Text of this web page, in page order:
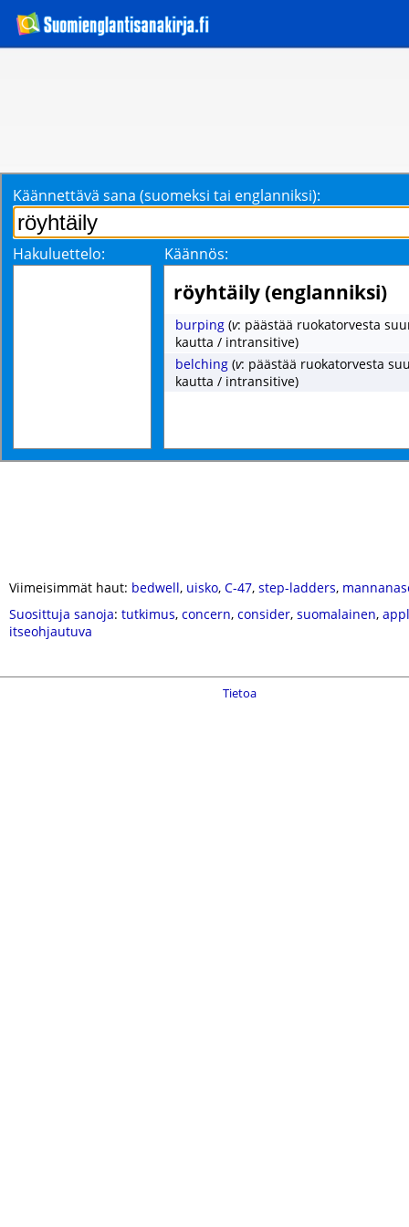
Käännettävä sana (suomeksi tai englanniksi):
Hakuluettelo: Käännös:
röyhtäily (englanniksi)
burping (v: päästää ruokatorvesta
kautta / intransitive)
belching (v: päästää ruokatorvesta
kautta / intransitive)
Viimeisimmät haut: bedwell, uisko, C-47, step-ladders,
Suosittuja sanoja: tutkimus, concern, consider, suomalainen,
itseohjautuva
Tietoa